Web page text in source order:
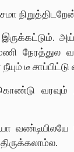
நேரத்துல
டீ சாப்பிட்டு
வரவும்